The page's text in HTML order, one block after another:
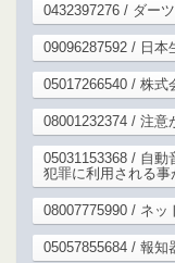
0432397276 / ダー
09096287592 / 日本
05017266540 / 株式
08001232374 / 注意
05031153368 / 自動
犯罪に利用される事
08007775990 / ネッ
05057855684 / 報知